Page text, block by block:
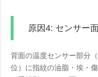
原因4: センサー
背面の温度センサー部分
位）に指紋の油脂・埃・